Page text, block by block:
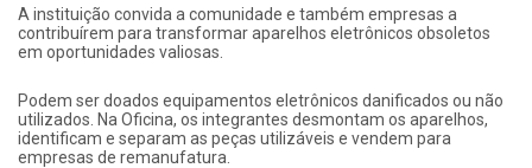
A instituição convida a comunidade e também empresas a
contribuírem para transformar aparelhos eletrônicos obsoletos
em oportunidades valiosas.
Podem ser doados equipamentos eletrônicos danificados ou não
utilizados. Na Oficina, os integrantes desmontam os aparelhos,
identificam e separam as peças utilizáveis e vendem para
empresas de remanufatura.